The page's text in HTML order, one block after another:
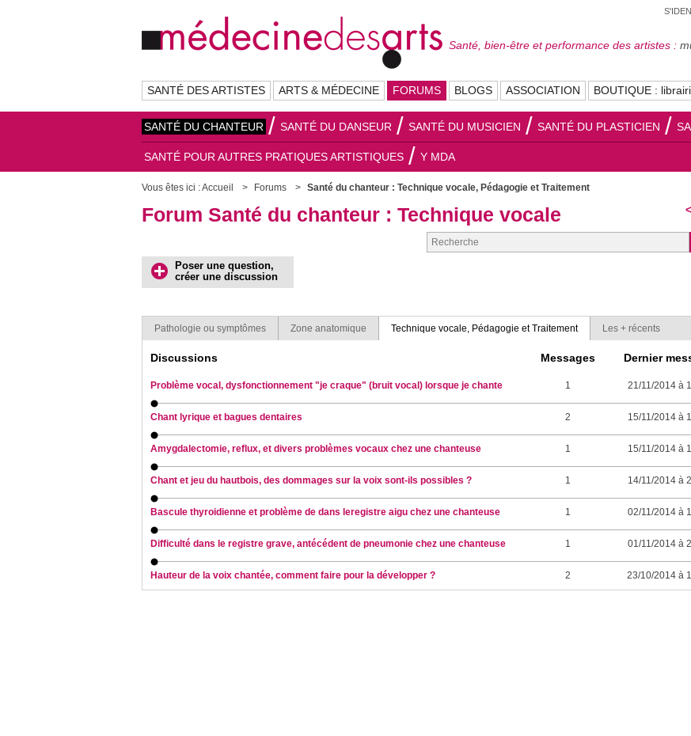
Santé, bien-être et performance des artistes :
SANTÉ DES ARTISTES ARTS & MÉDECINE FORUMS BLOGS ASSOCIATION BOUTIQUE :
SANTÉ DU CHANTEUR SANTÉ DU DANSEUR SANTÉ DU MUSICIEN SANTÉ DU PLASTICIEN
SANTÉ POUR AUTRES PRATIQUES ARTISTIQUES Y MDA
Vous êtes ici :Accueil Forums Santé du chanteur : Technique vocale, Pédagogie et Traitement
Forum Santé du chanteur : Technique vocale
Poser une question,
créer une discussion
Pathologie ou symptômes Zone anatomique Technique vocale, Pédagogie et Traitement Les + récents
Discussions Messages Dernier
Problème vocal, dysfonctionnement "je craque" (bruit vocal) lorsque je chante 1 21/11/2014 à
Chant lyrique et bagues dentaires 2 15/11/2014 à
Amygdalectomie, reflux, et divers problèmes vocaux chez une chanteuse 1 15/11/2014 à
Chant et jeu du hautbois, des dommages sur la voix sont-ils possibles ? 1 14/11/2014 à
Bascule thyroidienne et problème de dans leregistre aigu chez une chanteuse 1 02/11/2014 à
Difficulté dans le registre grave, antécédent de pneumonie chez une chanteuse 1 01/11/2014 à
Hauteur de la voix chantée, comment faire pour la développer ? 2 23/10/2014 à